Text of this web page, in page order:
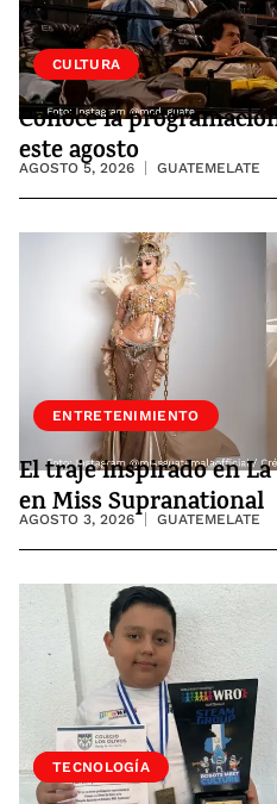
CULTURA
Conoce la
este agosto
AGOSTO 5, 2026 GUATEMELATE
ENTRETENIMIENTO
El traje inspirado en
en Miss Supranational
AGOSTO 3, 2026 GUATEMELATE
SOCIEDAD
TECNOLOGÍA